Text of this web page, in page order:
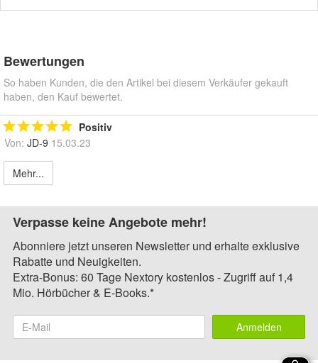
Bewertungen
So haben Kunden, die den Artikel bei diesem Verkäufer gekauft
haben, den Kauf bewertet.
Positiv
Von: JD-9 15.03.23
Mehr...
Verpasse keine Angebote mehr!
Abonniere jetzt unseren Newsletter und erhalte exklusive
Rabatte und Neuigkeiten.
Extra-Bonus: 60 Tage Nextory kostenlos - Zugriff auf 1,4
Mio. Hörbücher & E-Books.*
Anmelden